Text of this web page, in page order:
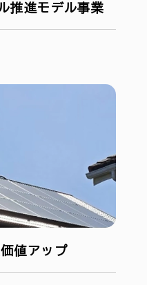
推進モデル事業
値アップ